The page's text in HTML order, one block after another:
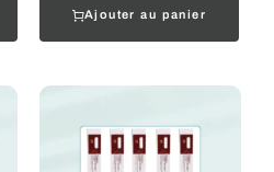
Ajouter au panier